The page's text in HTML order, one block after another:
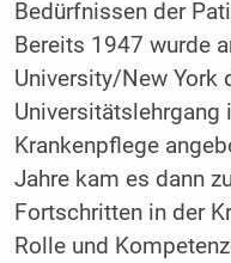
Bedürfnissen der
Bereits 1947 wurde
University/New York
Universitätslehrgang
Krankenpflege
Jahre kam es dann
Fortschritten in der
Rolle und